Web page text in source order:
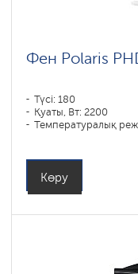
Фен Polaris
Түсі: 180
Қуаты, Вт: 2200
Температуралық
Көру